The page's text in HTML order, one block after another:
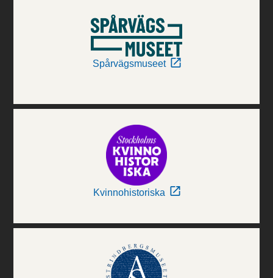
Spårvägsmuseet
Kvinnohistoriska